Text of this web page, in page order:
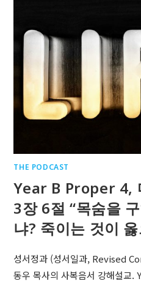
THE PODCAST
Year B Proper 4,
3장 6절 “목숨을
냐? 죽이는 것이
성서정과 (성서일과, Revised
동우 목사의 사복음서 강해설교.